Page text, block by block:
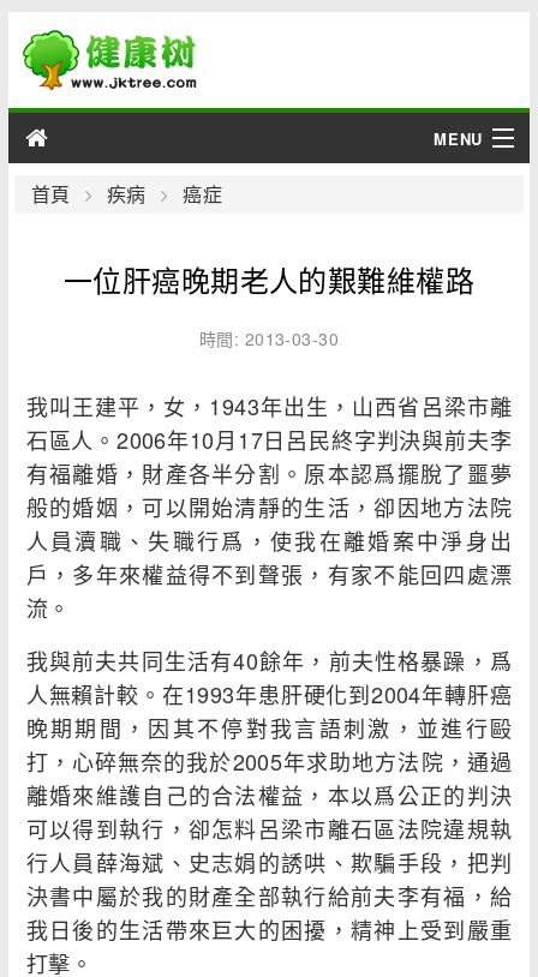
MENU
男性
綜合
疾病
首頁 疾病 癌症
一位肝癌晚期老人的艱難維權路
時間: 2013-03-30
我叫王建平，女，1943年出生，山西省呂梁市離
石區人。2006年10月17日呂民終字判決與前夫李
有福離婚，財產各半分割。原本認爲擺脫了噩夢
般的婚姻，可以開始清靜的生活，卻因地方法院
人員瀆職、失職行爲，使我在離婚案中淨身出
戶，多年來權益得不到聲張，有家不能回四處漂
流。
我與前夫共同生活有40餘年，前夫性格暴躁，爲
人無賴計較。在1993年患肝硬化到2004年轉肝癌
晚期期間，因其不停對我言語刺激，並進行毆
打，心碎無奈的我於2005年求助地方法院，通過
離婚來維護自己的合法權益，本以爲公正的判決
可以得到執行，卻怎料呂梁市離石區法院違規執
行人員薛海斌、史志娟的誘哄、欺騙手段，把判
決書中屬於我的財產全部執行給前夫李有福，給
我日後的生活帶來巨大的困擾，精神上受到嚴重
打擊。